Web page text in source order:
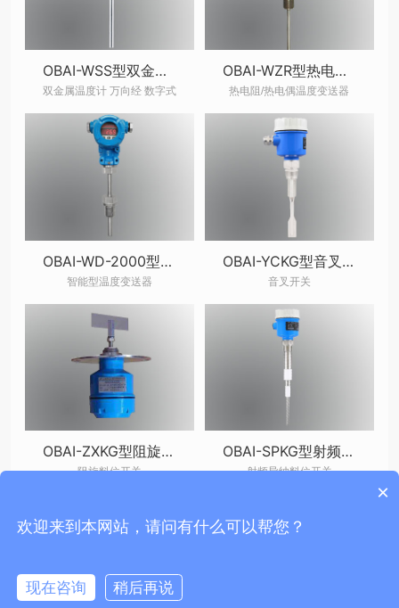
OBAI-WSS型双金属温度计
双金属温度计 万向经 数字式
OBAI-WZR型热电阻热电偶温度变送器
热电阻/热电偶温度变送器
OBAI-WD-2000型温度变送器
智能型温度变送器
OBAI-YCKG型音叉开关
音叉开关
OBAI-ZXKG型阻旋料位开关
阻旋料位开关
OBAI-SPKG型射频导纳料位开关
射频导纳料位开关
×
欢迎来到本网站，请问有什么可以帮您？
现在咨询 稍后再说